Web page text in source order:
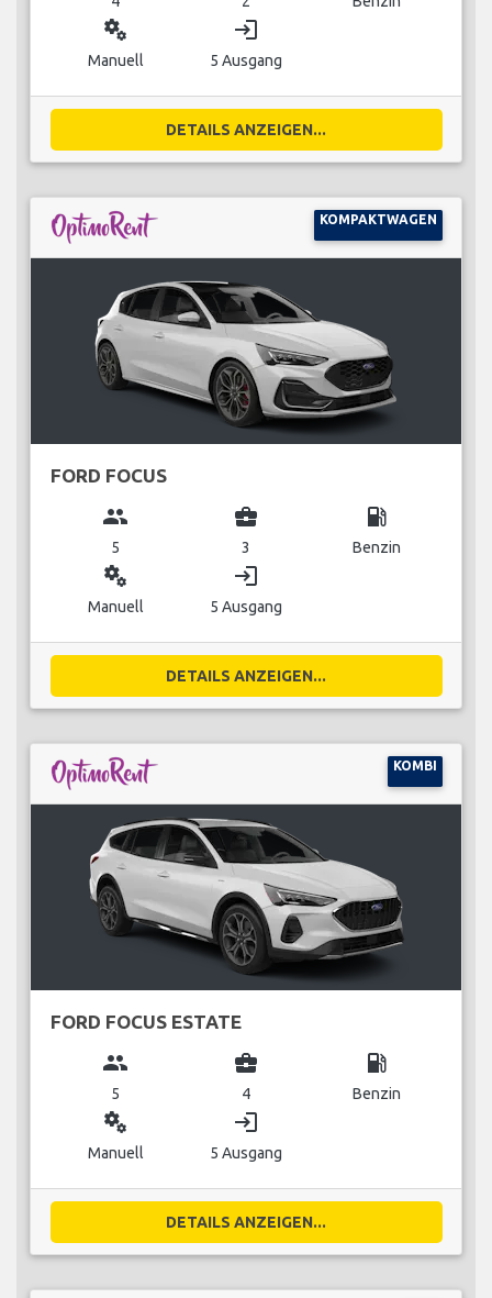
miscellaneous_services
Manuell
login
5 Ausgang
DETAILS ANZEIGEN...
KOMPAKTWAGEN
FORD FOCUS
group
5
business_center
3
local_gas_station
Benzin
miscellaneous_services
Manuell
login
5 Ausgang
DETAILS ANZEIGEN...
KOMBI
FORD FOCUS ESTATE
group
5
business_center
4
local_gas_station
Benzin
miscellaneous_services
Manuell
login
5 Ausgang
DETAILS ANZEIGEN...